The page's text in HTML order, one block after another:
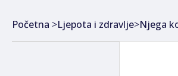
Početna >Ljepota i zdravlje>Njega